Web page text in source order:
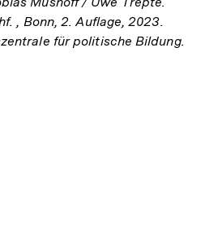
, Bonn, 2. Auflage, 2023.
für politische Bildung.